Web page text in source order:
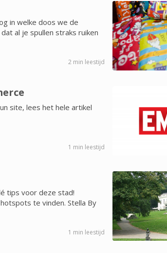
in welke doos we de
al je spullen straks ruiken
2 min leestijd
site, lees het hele artikel
1 min leestijd
tips voor deze stad!
te vinden. Stella By
1 min leestijd